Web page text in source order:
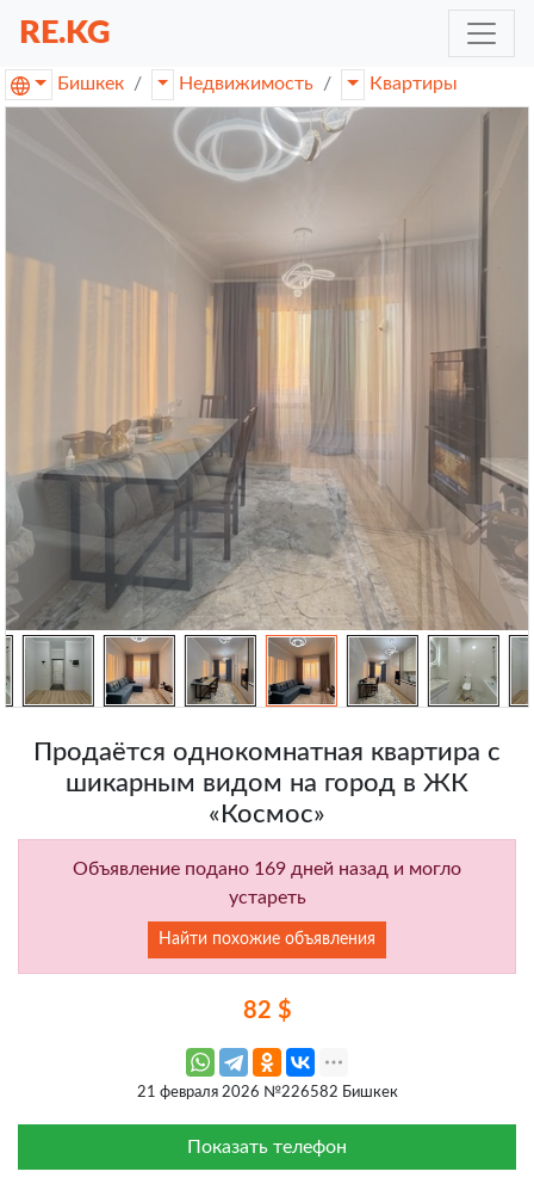
RE.KG
Бишкек Недвижимость Квартиры
Продаётся однокомнатная квартира с
шикарным видом на город в ЖК
«Космос»
Объявление подано 169 дней назад и могло
устареть
Найти похожие объявления
82 $
21 февраля 2026 №226582 Бишкек
Показать телефон